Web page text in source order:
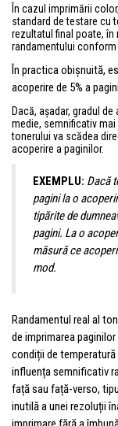
În cazul imprimării
standard de testare cu
rezultatul final poate,
randamentului conform
În practica obișnuită,
acoperire de 5% a
Dacă, așadar, gradul
medie, semnificativ mai
tonerului va scădea
acoperire a paginilor.
EXEMPLU: Dacă
pagini la o
tipărite de
pagini. La o
măsură ce
mod.
Randamentul real al
de imprimarea
condiții de
influența semnificativ
față sau față-verso,
inutilă a unei rezoluții